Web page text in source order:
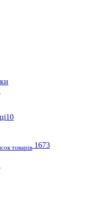
10
товарів 1673